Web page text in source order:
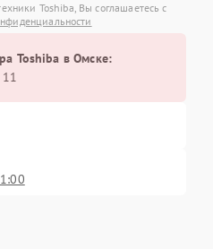
Toshiba, Вы соглашаетесь с
Toshiba в Омске:
11